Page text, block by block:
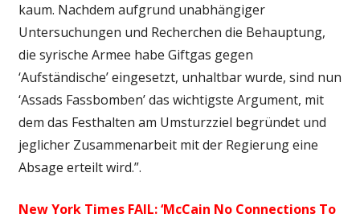
kaum. Nachdem aufgrund unabhängiger
Untersuchungen und Recherchen die Behauptung,
die syrische Armee habe Giftgas gegen
‘Aufständische’ eingesetzt, unhaltbar wurde, sind nun
‘Assads Fassbomben’ das wichtigste Argument, mit
dem das Festhalten am Umsturzziel begründet und
jeglicher Zusammenarbeit mit der Regierung eine
Absage erteilt wird.”.
New York Times FAIL: ‘McCain No Connections To